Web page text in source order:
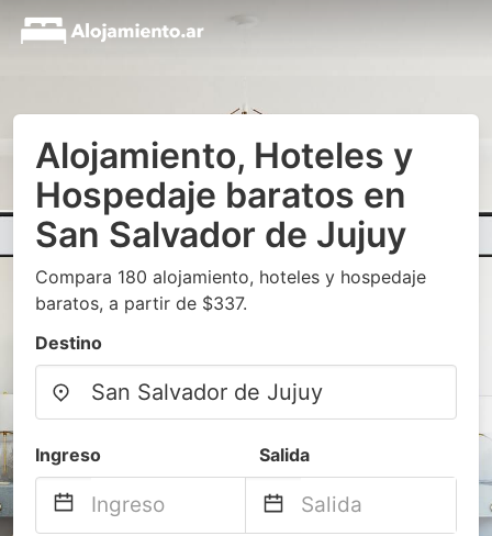
Alojamiento, Hoteles y
Hospedaje baratos en
San Salvador de Jujuy
Compara 180 alojamiento, hoteles y hospedaje
baratos, a partir de $337.
Destino
Ingreso Salida